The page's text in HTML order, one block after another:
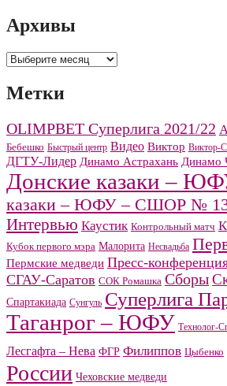
Архивы
Архивы
Метки
OLIMPBET Суперлига 2021/22
Бебешко Быстрый центр Видео Виктор Виктор-
ДГТУ-Лидер Динамо Астрахань Динамо
Донские казаки –
казаки – ЮФУ – СШОР №
Интервью Каустик Контрольный матч
Кубок первого мэра Малорита Несвадьба
Пермские медведи Пресс-
СГАУ-Саратов СОК Ромашка Сборы
Спартакиада Сунгуль Суперлига
Таганрог – ЮФУ Технолог-
Лесгафта – Нева ФГР Филиппов Цыбенко
России Чеховские медведи